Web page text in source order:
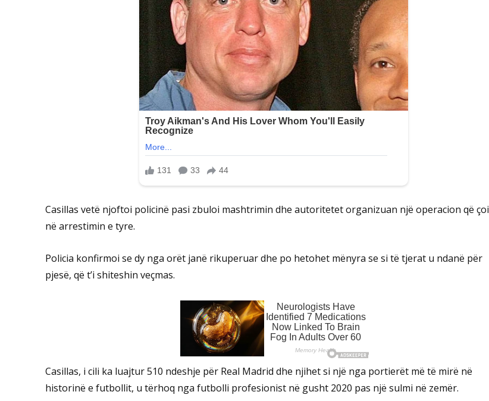
Casillas vetë njoftoi policinë pasi zbuloi mashtrimin dhe autoritetet organizuan një operacion që çoi
në arrestimin e tyre.
Policia konfirmoi se dy nga orët janë rikuperuar dhe po hetohet mënyra se si të tjerat u ndanë për
pjesë, që t’i shiteshin veçmas.
Casillas, i cili ka luajtur 510 ndeshje për Real Madrid dhe njihet si një nga portierët më të mirë në
historinë e futbollit, u tërhoq nga futbolli profesionist në gusht 2020 pas një sulmi në zemër.